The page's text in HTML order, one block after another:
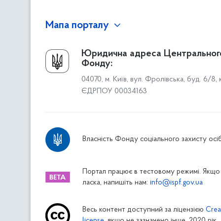
Мапа порталу
Про Фонд
Керівництво
Структура Фонду
Територіальні відділення
Дніпропетровське відділення
Житомирське відділення
Закарпатське відділення
Запорізьке відділення
Івано-Франківське відділення
Юридична адреса
Фонду:
04070, м. Київ, вул. Фролівська, буд. 6/8,
ЄДРПОУ 00034163
Власність Фонду соціального захисту осіб
Портал працює в тестовому режимі. Якщо
ласка, напишіть нам: info@ispf.gov.ua
Весь контент доступний за ліцензією